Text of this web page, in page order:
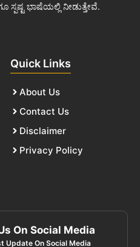
ಸ್ಪಷ್ಟ ಭಾಷೆಯಲ್ಲಿ ನೀಡುತ್ತೇವೆ.
Quick Links
About Us
Contact Us
Disclaimer
Privacy Policy
On Social Media
Update On Social Media